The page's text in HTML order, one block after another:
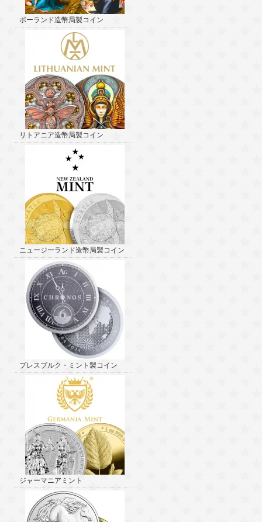
ポーランド造幣局製コイン
リトアニア造幣局製コイン
ニュージーランド造幣局製コイン
プレスブルク・ミント製コイン
ジャーマニアミント